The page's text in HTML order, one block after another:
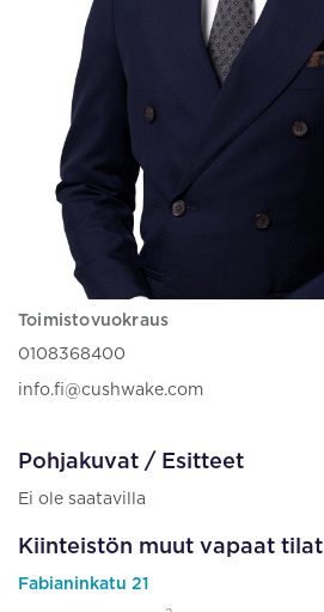
Toimistovuokraus
0108368400
info.fi@cushwake.com
Pohjakuvat / Esitteet
Ei ole saatavilla
Kiinteistön muut vapaat tilat
Fabianinkatu 21